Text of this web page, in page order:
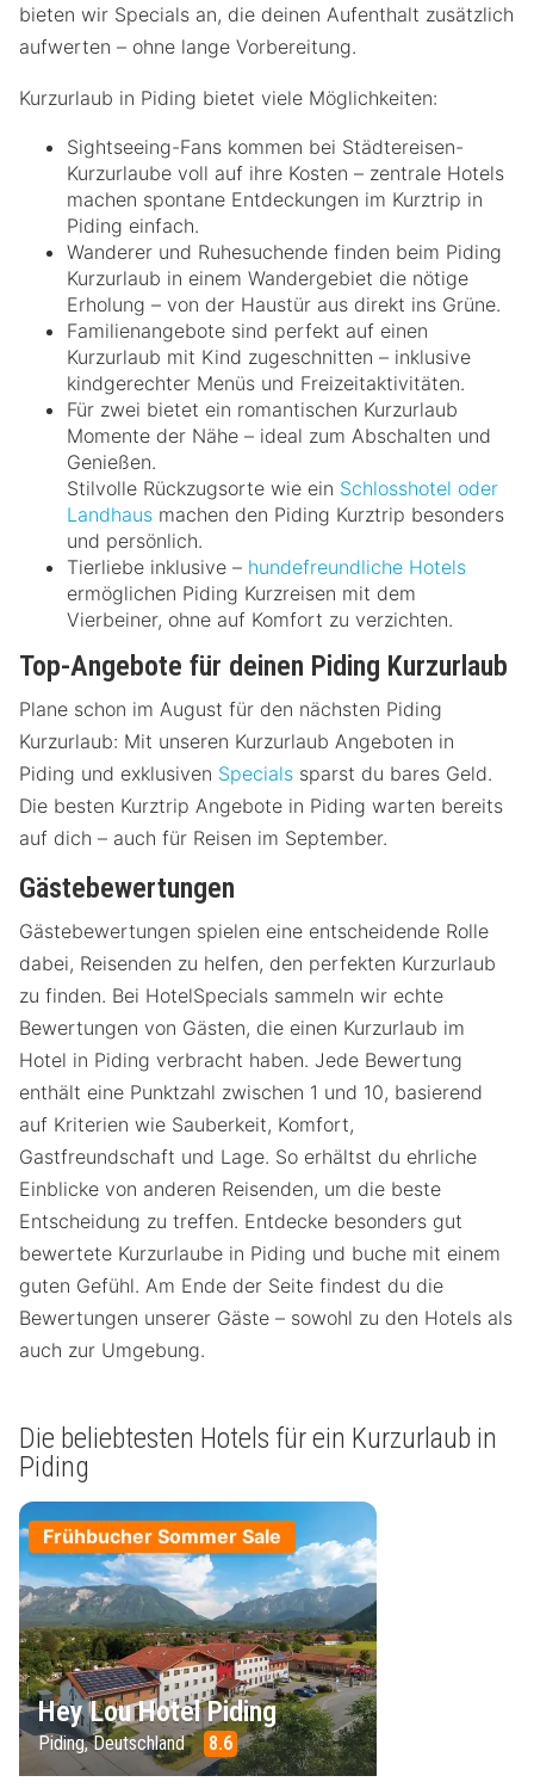
bieten wir Specials an, die deinen Aufenthalt zusätzlich
aufwerten – ohne lange Vorbereitung.
Kurzurlaub in Piding bietet viele Möglichkeiten:
Sightseeing-Fans kommen bei Städtereisen-
Kurzurlaube voll auf ihre Kosten – zentrale Hotels
machen spontane Entdeckungen im Kurztrip in
Piding einfach.
Wanderer und Ruhesuchende finden beim Piding
Kurzurlaub in einem Wandergebiet die nötige
Erholung – von der Haustür aus direkt ins Grüne.
Familienangebote sind perfekt auf einen
Kurzurlaub mit Kind zugeschnitten – inklusive
kindgerechter Menüs und Freizeitaktivitäten.
Für zwei bietet ein romantischen Kurzurlaub
Momente der Nähe – ideal zum Abschalten und
Genießen.
Stilvolle Rückzugsorte wie ein Schlosshotel oder
Landhaus machen den Piding Kurztrip besonders
und persönlich.
Tierliebe inklusive – hundefreundliche Hotels
ermöglichen Piding Kurzreisen mit dem
Vierbeiner, ohne auf Komfort zu verzichten.
Top-Angebote für deinen Piding Kurzurlaub
Plane schon im August für den nächsten Piding
Kurzurlaub: Mit unseren Kurzurlaub Angeboten in
Piding und exklusiven Specials sparst du bares Geld.
Die besten Kurztrip Angebote in Piding warten bereits
auf dich – auch für Reisen im September.
Gästebewertungen
Gästebewertungen spielen eine entscheidende Rolle
dabei, Reisenden zu helfen, den perfekten Kurzurlaub
zu finden. Bei HotelSpecials sammeln wir echte
Bewertungen von Gästen, die einen Kurzurlaub im
Hotel in Piding verbracht haben. Jede Bewertung
enthält eine Punktzahl zwischen 1 und 10, basierend
auf Kriterien wie Sauberkeit, Komfort,
Gastfreundschaft und Lage. So erhältst du ehrliche
Einblicke von anderen Reisenden, um die beste
Entscheidung zu treffen. Entdecke besonders gut
bewertete Kurzurlaube in Piding und buche mit einem
guten Gefühl. Am Ende der Seite findest du die
Bewertungen unserer Gäste – sowohl zu den Hotels als
auch zur Umgebung.
Die beliebtesten Hotels für ein Kurzurlaub in
Piding
Frühbucher Sommer Sale
Hey Lou Hotel Piding
Piding, Deutschland 8.6